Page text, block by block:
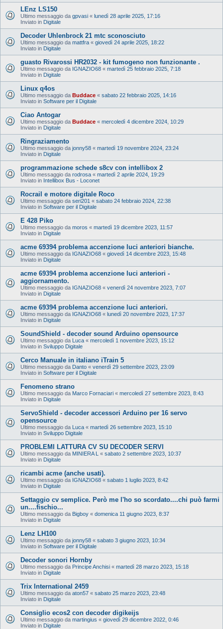
LEnz LS150
Ultimo messaggio da gpvasi « lunedì 28 aprile 2025, 17:16
Inviato in Digitale
Decoder Uhlenbrock 21 mtc sconosciuto
Ultimo messaggio da mattfra « giovedì 24 aprile 2025, 18:22
Inviato in Digitale
guasto Rivarossi HR2032 - kit fumogeno non funzionante .
Ultimo messaggio da IGNAZIO68 « martedì 25 febbraio 2025, 7:18
Inviato in Digitale
Linux q4os
Ultimo messaggio da Buddace « sabato 22 febbraio 2025, 14:16
Inviato in Software per il Digitale
Ciao Antogar
Ultimo messaggio da Buddace « mercoledì 4 dicembre 2024, 10:29
Inviato in Digitale
Ringraziamento
Ultimo messaggio da jonny58 « martedì 19 novembre 2024, 23:24
Inviato in Digitale
programmazione schede s8cv con intellibox 2
Ultimo messaggio da rodrosa « martedì 2 aprile 2024, 19:29
Inviato in Intellibox Bus - Loconet
Rocrail e motore digitale Roco
Ultimo messaggio da seri201 « sabato 24 febbraio 2024, 22:38
Inviato in Software per il Digitale
E 428 Piko
Ultimo messaggio da moros « martedì 19 dicembre 2023, 11:57
Inviato in Digitale
acme 69394 problema accenzione luci anteriori bianche.
Ultimo messaggio da IGNAZIO68 « giovedì 14 dicembre 2023, 15:48
Inviato in Digitale
acme 69394 problema accenzione luci anteriori -
aggiornamento.
Ultimo messaggio da IGNAZIO68 « venerdì 24 novembre 2023, 7:07
Inviato in Digitale
acme 69394 problema accenzione luci anteriori.
Ultimo messaggio da IGNAZIO68 « lunedì 20 novembre 2023, 17:37
Inviato in Digitale
SoundShield - decoder sound Arduino opensource
Ultimo messaggio da Luca « mercoledì 1 novembre 2023, 15:12
Inviato in Sviluppo Digitale
Cerco Manuale in italiano iTrain 5
Ultimo messaggio da Danto « venerdì 29 settembre 2023, 23:09
Inviato in Software per il Digitale
Fenomeno strano
Ultimo messaggio da Marco Fornaciari « mercoledì 27 settembre 2023, 8:43
Inviato in Digitale
ServoShield - decoder accessori Arduino per 16 servo
opensource
Ultimo messaggio da Luca « martedì 26 settembre 2023, 15:10
Inviato in Sviluppo Digitale
PROBLEMI LATTURA CV SU DECODER SERVI
Ultimo messaggio da MINIERA L « sabato 2 settembre 2023, 10:37
Inviato in Digitale
ricambi acme (anche usati).
Ultimo messaggio da IGNAZIO68 « sabato 1 luglio 2023, 8:42
Inviato in Digitale
Settaggio cv semplice. Però me l'ho so scordato....chi può farmi
un....fischio...
Ultimo messaggio da Bigboy « domenica 11 giugno 2023, 8:37
Inviato in Digitale
Lenz LH100
Ultimo messaggio da jonny58 « sabato 3 giugno 2023, 10:34
Inviato in Software per il Digitale
Decoder sonori Hornby
Ultimo messaggio da Principe Anchisi « martedì 28 marzo 2023, 15:18
Inviato in Digitale
Trix International 2459
Ultimo messaggio da aton57 « sabato 25 marzo 2023, 23:48
Inviato in Digitale
Consiglio ecos2 con decoder digikeijs
Ultimo messaggio da martingius « giovedì 29 dicembre 2022, 0:46
Inviato in Digitale